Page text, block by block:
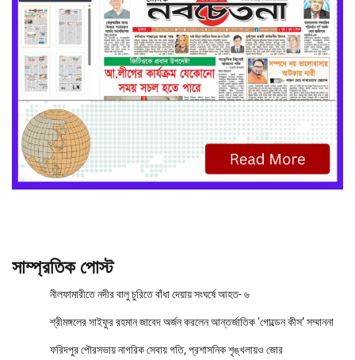
সাম্প্রতিক পোস্ট
নীলফামারীতে নদীর বালু চুরিতে বাঁধা দেয়ায় সংঘর্ষে আহত- ৬
শ্রীমঙ্গলের সাইফুর রহমান জাবেদ অর্জন করলেন আন্তর্জাতিক ‘গোল্ডেন কীস’ সম্মাননা
ফরিদপুর পৌরসভায় নাগরিক সেবায় গতি, প্রশাসনিক শৃঙ্খলায়ও জোর